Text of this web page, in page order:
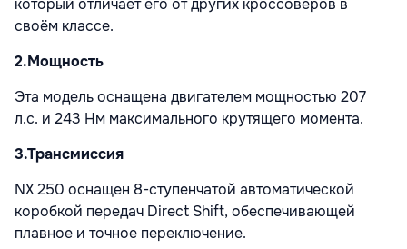
который отличает его от других кроссоверов в
своём классе.
2.Мощность
Эта модель оснащена двигателем мощностью 207
л.с. и 243 Нм максимального крутящего момента.
3.Трансмиссия
NX 250 оснащен 8-ступенчатой автоматической
коробкой передач Direct Shift, обеспечивающей
плавное и точное переключение.